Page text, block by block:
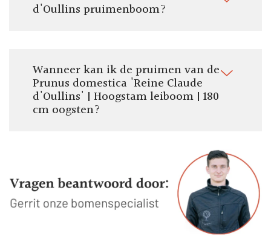
d'Oullins pruimenboom?
Wanneer kan ik de pruimen van de
Prunus domestica 'Reine Claude
d'Oullins' | Hoogstam leiboom | 180
cm oogsten?